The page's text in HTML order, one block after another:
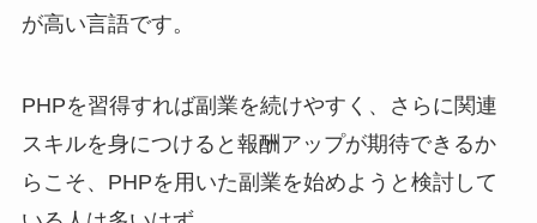
が高い言語です。
PHPを習得すれば副業を続けやすく、さらに関連
スキルを身につけると報酬アップが期待できるか
らこそ、PHPを用いた副業を始めようと検討して